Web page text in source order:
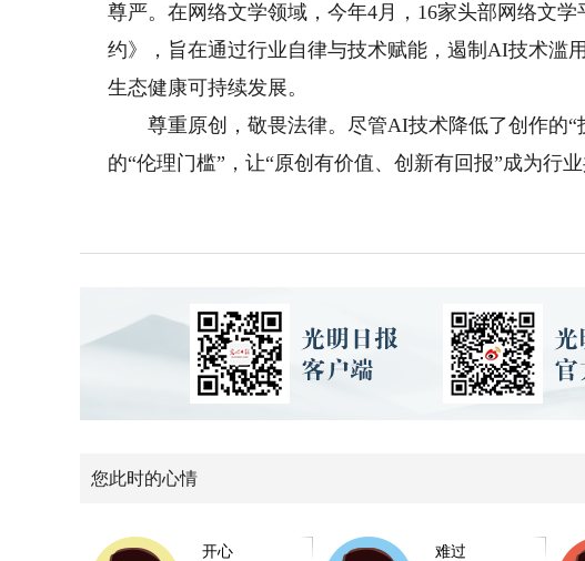
尊严。在网络文学领域，今年4月，16家头部网络文
约》，旨在通过行业自律与技术赋能，遏制AI技术滥
生态健康可持续发展。
尊重原创，敬畏法律。尽管AI技术降低了创作的“
的“伦理门槛”，让“原创有价值、创新有回报”成为行业
您此时的心情
开心 难过